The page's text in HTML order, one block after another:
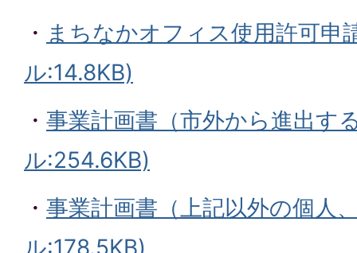
・ まちなかオフィス使用許可申
ル:14.8KB)
・ 事業計画書（市外から進出す
ル:254.6KB)
・ 事業計画書（上記以外の個人